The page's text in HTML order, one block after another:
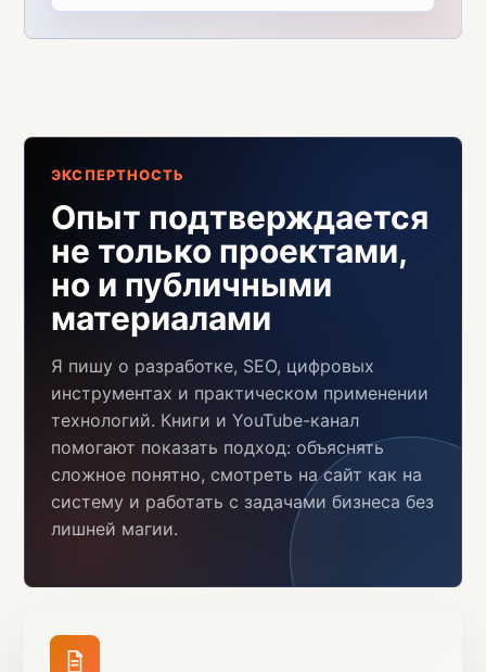
ЭКСПЕРТНОСТЬ
Опыт подтверждается
не только проектами,
но и публичными
материалами
Я пишу о разработке, SEO, цифровых
инструментах и практическом применении
технологий. Книги и YouTube-канал
помогают показать подход: объяснять
сложное понятно, смотреть на сайт как на
систему и работать с задачами бизнеса без
лишней магии.